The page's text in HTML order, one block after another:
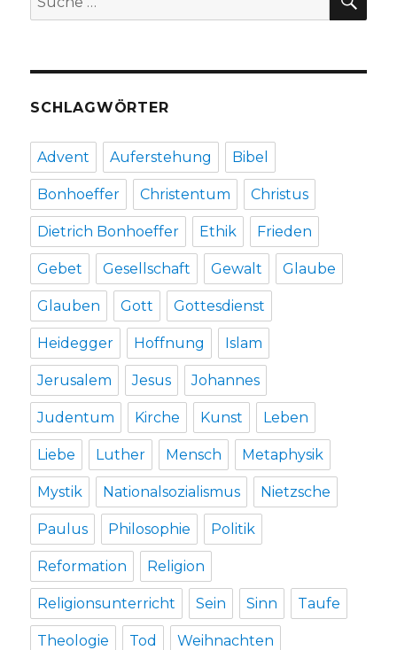
Welt
von
Chmielorz
Christoph
Fleischer,
Dortmund/Welver
2019
nach:
SCHLAGWÖRTER
Advent Auferstehung Bibel
Bonhoeffer Christentum Christus
Dietrich Bonhoeffer Ethik Frieden
Gebet Gesellschaft Gewalt Glaube
Glauben Gott Gottesdienst
Heidegger Hoffnung Islam
Jerusalem Jesus Johannes
Judentum Kirche Kunst Leben
Liebe Luther Mensch Metaphysik
Mystik Nationalsozialismus Nietzsche
Paulus Philosophie Politik
Reformation Religion
Religionsunterricht Sein Sinn Taufe
Theologie Tod Weihnachten